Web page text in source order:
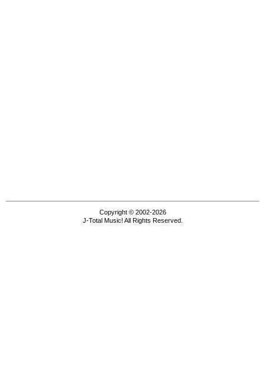
Copyright © 2002-2026
J-Total Music! All Rights Reserved.